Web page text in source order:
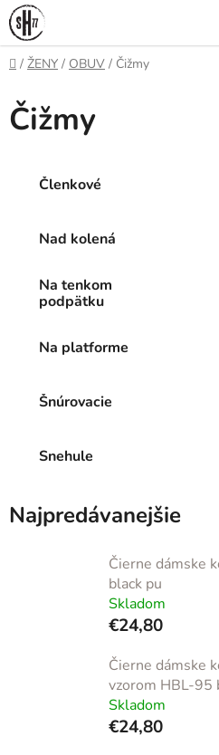
Prejsť
na
obsah
Domov
/ ŽENY / OBUV / Čižmy
Čižmy
Členkové
Nad kolená
Na tenkom
podpätku
Na platforme
Šnúrovacie
Snehule
Najpredávanejšie
Čierne dámske
black pu
Skladom
€24,80
Čierne dámske
vzorom HBL-95
Skladom
€24,80